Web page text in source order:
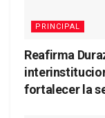
PRINCIPAL
Reafirma
fortalecer la